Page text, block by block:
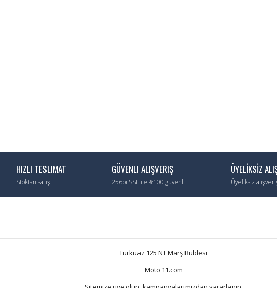
HIZLI TESLIMAT
Stoktan satış
GÜVENLI ALIŞVERIŞ
256bi SSL ile %100 güvenli
ÜYELİKSİZ
Üyeliksiz
Turkuaz 125 NT Marş Rublesi
Moto 11.com